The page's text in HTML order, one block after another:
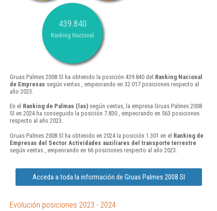
439.840
Ranking Nacional
Gruas Palmes 2008 Sl ha obtenido la posición 439.840 del Ranking Nacional
de Empresas según ventas , empeorando en 32.017 posiciones respecto al
año 2023.
En el Ranking de Palmas (las) según ventas, la empresa Gruas Palmes 2008
Sl en 2024 ha conseguido la posición 7.830 , empeorando en 563 posiciones
respecto al año 2023.
Gruas Palmes 2008 Sl ha obtenido en 2024 la posición 1.301 en el Ranking de
Empresas del Sector Actividades auxiliares del transporte terrestre
según ventas , empeorando en 66 posiciones respecto al año 2023.
Acceda a toda la información de Gruas Palmes 2008 Sl
Evolución posiciones 2023 - 2024